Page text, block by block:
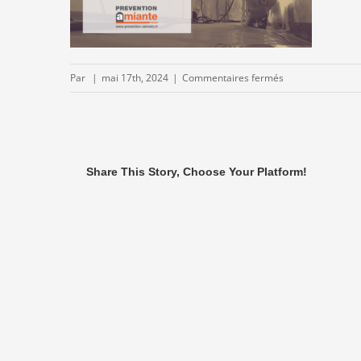
Par | mai 17th, 2024 | Commentaires fermés
Share This Story, Choose Your Platform!